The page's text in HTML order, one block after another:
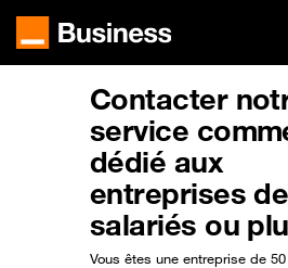
contenu
Contacter
service
dédié aux
entreprises
salariés ou
Vous êtes une entreprise de